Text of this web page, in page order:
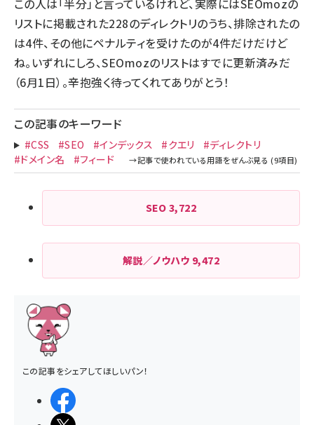
この人は「半分」と言っているけれど、実際にはSEOmozの
リストに掲載された228のディレクトリのうち、排除されたの
は4件、その他にペナルティを受けたのが4件だけだけど
ね。いずれにしろ、SEOmozのリストはすでに更新済みだ
（6月1日）。辛抱強く待ってくれてありがとう！
この記事のキーワード
#CSS #SEO #インデックス #クエリ
#ディレクトリ
#ドメイン名
#フィード
SEO 3,722
解説／ノウハウ 9,472
この記事をシェアしてほしいパン！